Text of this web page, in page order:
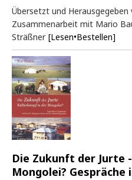
Übersetzt und Herausgegeben
Zusammenarbeit mit Mario
Sträßner [Lesen•Bestellen]
Die Zukunft der Jurte
Mongolei? Gespräche